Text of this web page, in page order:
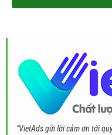
"VietAds gửi lời cảm ơn tới